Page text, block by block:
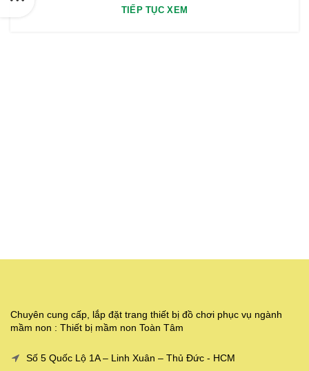
TIẾP TỤC XEM
Chuyên cung cấp, lắp đặt trang thiết bị đồ chơi phục vụ ngành
mầm non : Thiết bị mầm non Toàn Tâm
Số 5 Quốc Lộ 1A – Linh Xuân – Thủ Đức - HCM